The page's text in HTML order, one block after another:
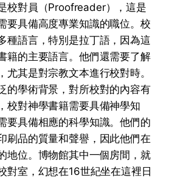
校對員（Proofreader），這是
要具備高度專業知識的職位。校
種語言，特別是拉丁語，因為這
籍的主要語言。他們還需要了解
尤其是對宗教文本進行校對時。
的學術背景，對所校對的內容有
校對神學書籍需要具備神學知
要具備相應的科學知識。他們的
刷品的質量和聲譽，因此他們在
地位。博物館其中一個房間，就
對室，幻想在16世紀坐在這裡日